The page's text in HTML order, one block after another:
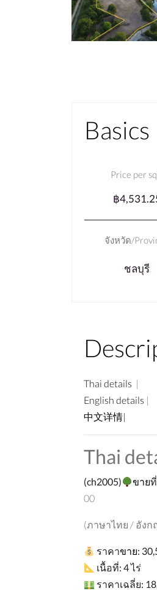
Basics
Price per
฿
จังหวัด/
ชลบุรี
Thai details |
English details |
中文详情|
Thai
(ch2005) ขาย
00
(ภาษาไทย / อังก
ราคาขาย:
เนื้อที่: 4ไร่
ราคาเฉลี่ย: